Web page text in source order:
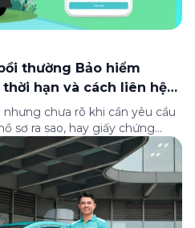
thường Bảo hiểm
thời hạn và cách liên hệ
chưa rõ khi cần yêu cầu
sơ ra sao, hay giấy chứng
viết này tổng hợp đầy đủ các
trình bồi thường và hỗ trợ